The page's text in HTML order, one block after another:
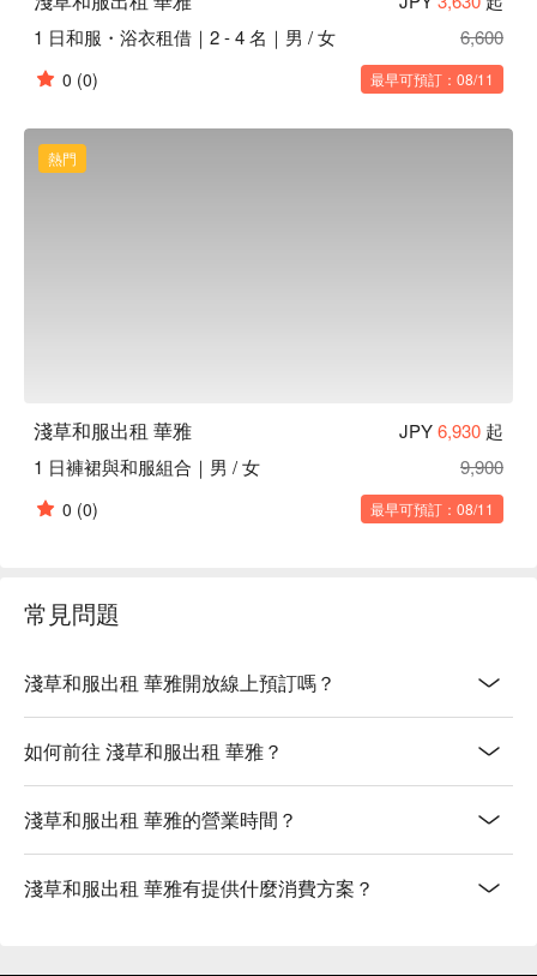
1 日和服・浴衣租借｜2 - 4 名｜男 / 女
6,600
0 (0) 最早可預訂：08/11
熱門
淺草和服出租 華雅 JPY6,930 起
1 日褲裙與和服組合｜男 / 女
9,900
0 (0) 最早可預訂：08/11
常見問題
淺草和服出租 華雅開放線上預訂嗎？
如何前往 淺草和服出租 華雅？
淺草和服出租 華雅的營業時間？
淺草和服出租 華雅有提供什麼消費方案？